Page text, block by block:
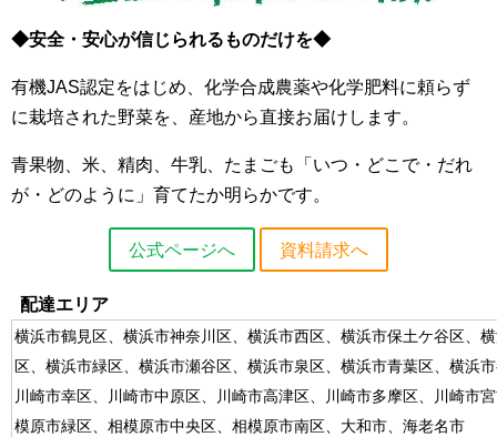
◆安全・安心が信じられるものだけを◆
有機JAS認定をはじめ、化学合成農薬や化学肥料に頼らず
に栽培された野菜を、産地から直接お届けします。
青果物、米、精肉、牛乳、たまごも「いつ・どこで・だれ
が・どのように」育てたか明らかです。
公式ページへ 資料請求へ
配達エリア
横浜市鶴見区、横浜市神奈川区、横浜市西区、横浜市保土ケ谷区、
区、横浜市緑区、横浜市瀬谷区、横浜市泉区、横浜市青葉区、横浜
川崎市幸区、川崎市中原区、川崎市高津区、川崎市多摩区、川崎市
模原市緑区、相模原市中央区、相模原市南区、大和市、海老名市